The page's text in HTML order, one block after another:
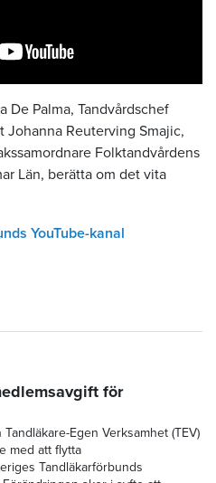
De Palma, Tandvårdschef
Johanna Reuterving Smajic,
Folktandvårdens
Län, berätta om det vita
YouTube-kanal
för
Egen Verksamhet (TEV)
med att flytta
Tandläkarförbunds